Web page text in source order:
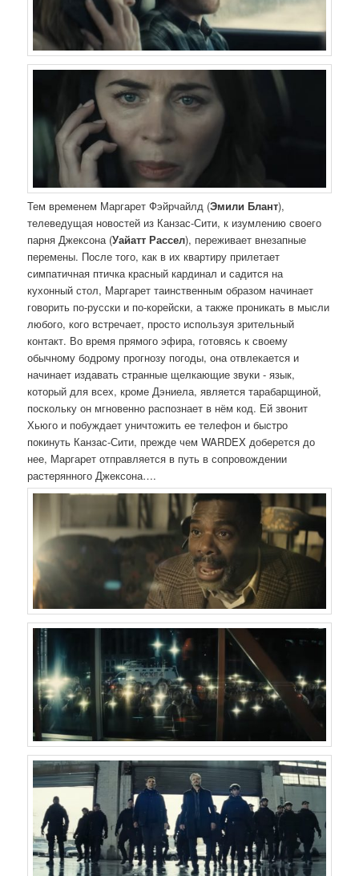
Тем временем Маргарет Фэйрчайлд (Эмили Блант),
телеведущая новостей из Канзас-Сити, к изумлению своего
парня Джексона (Уайатт Рассел), переживает внезапные
перемены. После того, как в их квартиру прилетает
симпатичная птичка красный кардинал и садится на
кухонный стол, Маргарет таинственным образом начинает
говорить по-русски и по-корейски, а также проникать в мысли
любого, кого встречает, просто используя зрительный
контакт. Во время прямого эфира, готовясь к своему
обычному бодрому прогнозу погоды, она отвлекается и
начинает издавать странные щелкающие звуки - язык,
который для всех, кроме Дэниела, является тарабарщиной,
поскольку он мгновенно распознает в нём код. Ей звонит
Хьюго и побуждает уничтожить ее телефон и быстро
покинуть Канзас-Сити, прежде чем WARDEX доберется до
нее, Маргарет отправляется в путь в сопровождении
растерянного Джексона….